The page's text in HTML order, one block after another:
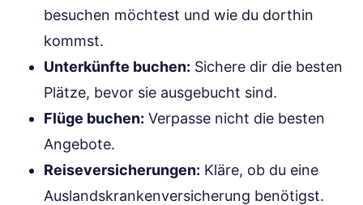
besuchen möchtest und wie du dorthin
kommst.
Unterkünfte buchen: Sichere dir die besten
Plätze, bevor sie ausgebucht sind.
Flüge buchen: Verpasse nicht die besten
Angebote.
Reiseversicherungen: Kläre, ob du eine
Auslandskrankenversicherung benötigst.